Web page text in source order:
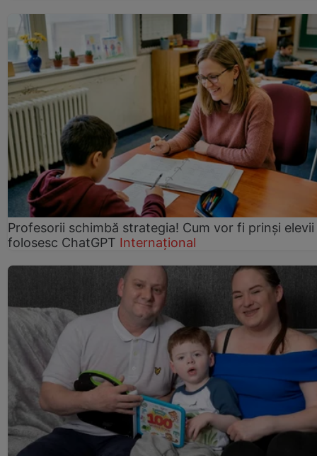
Profesorii schimbă strategia! Cum vor fi prinși elevii
folosesc ChatGPT Internațional